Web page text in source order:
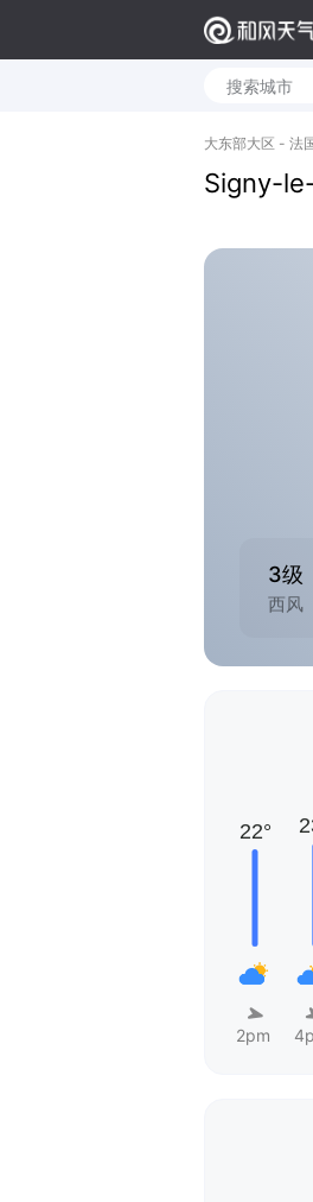
大东部大区 -
Signy-
3级
西风
2pm